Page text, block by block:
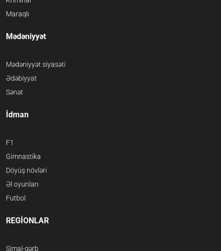
Maraqlı
Mədəniyyət
Mədəniyyət siyasəti
Ədəbiyyat
Sənət
İdman
F1
Gimnastika
Döyüş növləri
Əl oyunları
Futbol
REGİONLAR
Şimal-qərb